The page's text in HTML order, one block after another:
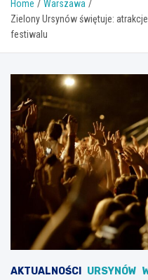
Home
Warszawa
Zielony Ursynów świętuje:
festiwalu
AKTUALNOŚCI URSYNÓW